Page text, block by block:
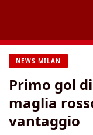
contenuto
NEWS MILAN
Primo gol
maglia
vantaggio